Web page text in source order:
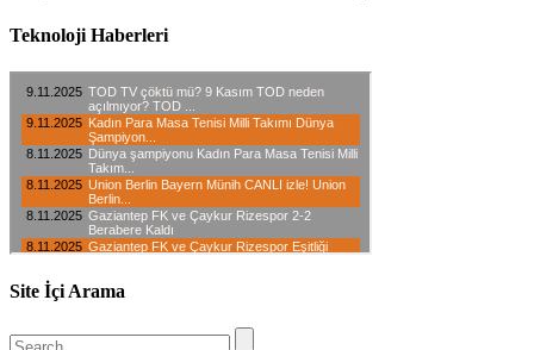
Teknoloji Haberleri
Site İçi Arama